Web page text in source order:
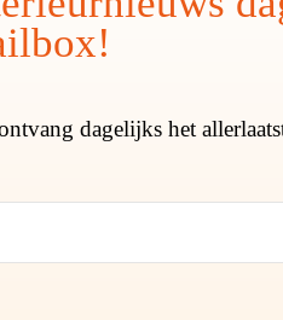
dagelijks het